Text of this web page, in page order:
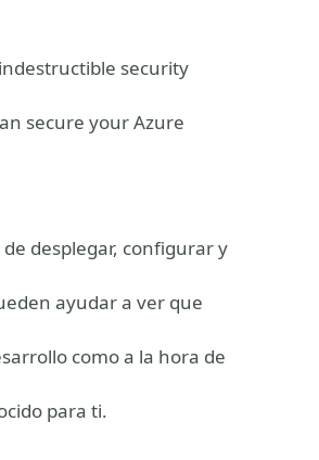
security
secure your Azure
desplegar, configurar y
ayudar a ver que
como a la hora de
para ti.